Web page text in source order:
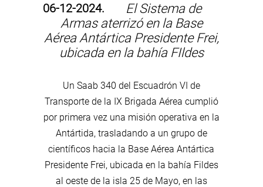
06-12-2024.
El Sistema de
Armas aterrizó en la Base
Aérea Antártica Presidente Frei,
ubicada en la bahía FIldes
Un Saab 340 del Escuadrón VI de
Transporte de la IX Brigada Aérea cumplió
por primera vez una misión operativa en la
Antártida, trasladando a un grupo de
científicos hacia la Base Aérea Antártica
Presidente Frei, ubicada en la bahía Fildes
al oeste de la isla 25 de Mayo, en las